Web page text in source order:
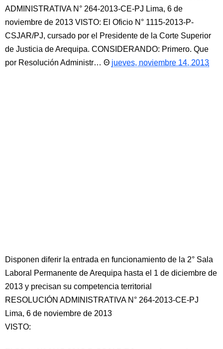
ADMINISTRATIVA N° 264-2013-CE-PJ Lima, 6 de
noviembre de 2013 VISTO: El Oficio N° 1115-2013-P-
CSJAR/PJ, cursado por el Presidente de la Corte Superior
de Justicia de Arequipa. CONSIDERANDO: Primero. Que
por Resolución Administr…
jueves, noviembre 14, 2013
Disponen diferir la entrada en funcionamiento de la 2° Sala
Laboral Permanente de Arequipa hasta el 1 de diciembre de
2013 y precisan su competencia territorial
RESOLUCIÓN ADMINISTRATIVA N° 264-2013-CE-PJ
Lima, 6 de noviembre de 2013
VISTO: